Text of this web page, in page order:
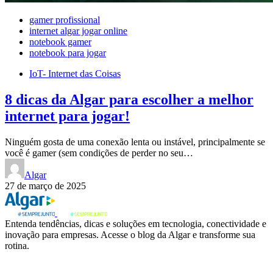
gamer profissional
internet algar jogar online
notebook gamer
notebook para jogar
IoT- Internet das Coisas
8 dicas da Algar para escolher a melhor
internet para jogar!
Ninguém gosta de uma conexão lenta ou instável, principalmente se
você é gamer (sem condições de perder no seu…
Algar
27 de março de 2025
Entenda tendências, dicas e soluções em tecnologia, conectividade e
inovação para empresas. Acesse o blog da Algar e transforme sua
rotina.